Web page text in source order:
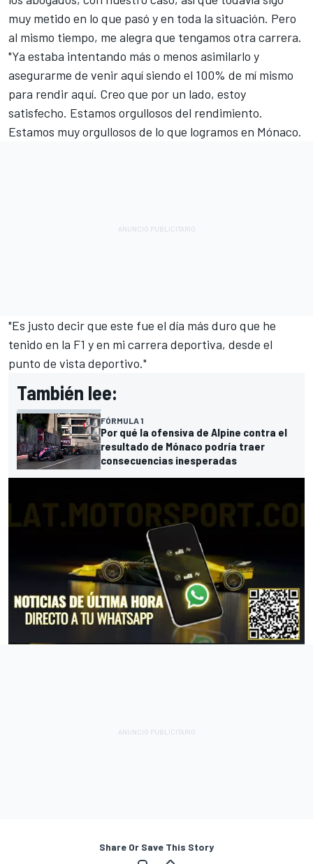
muy metido en lo que pasó y en toda la situación. Pero
al mismo tiempo, me alegra que tengamos otra carrera.
"Ya estaba intentando más o menos asimilarlo y
asegurarme de venir aquí siendo el 100% de mí mismo
para rendir aquí. Creo que por un lado, estoy
satisfecho. Estamos orgullosos del rendimiento.
Estamos muy orgullosos de lo que logramos en Mónaco.
"Es justo decir que este fue el día más duro que he
tenido en la F1 y en mi carrera deportiva, desde el
punto de vista deportivo."
También lee:
FÓRMULA 1
Por qué la ofensiva de Alpine contra el
resultado de Mónaco podría traer
consecuencias inesperadas
Share Or Save This Story